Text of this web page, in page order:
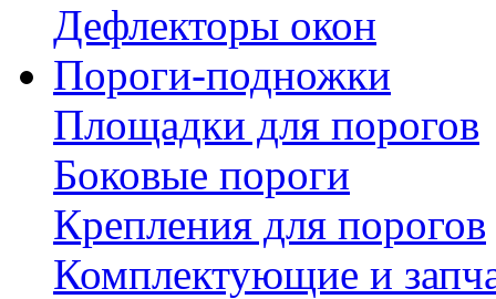
Дефлекторы окон
Пороги-подножки
Площадки для порогов
Боковые пороги
Крепления для порогов
Комплектующие и